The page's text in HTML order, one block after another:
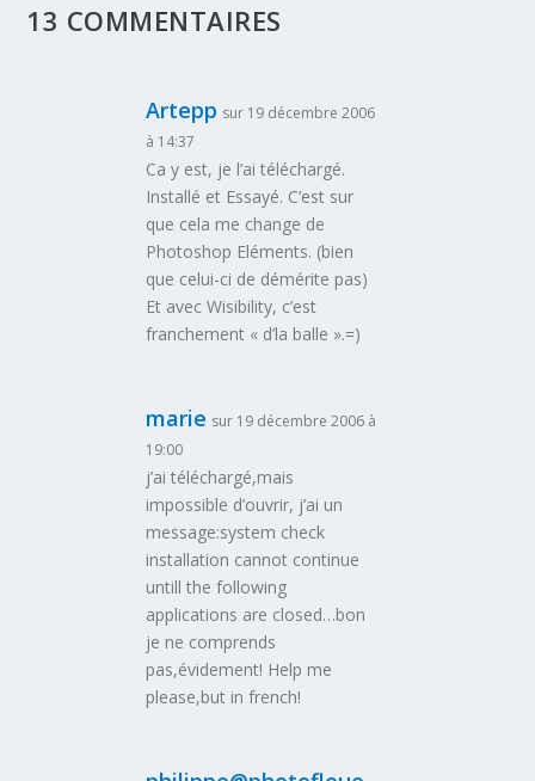
13 COMMENTAIRES
Artepp sur 19 décembre 2006
à 14:37
Ca y est, je l’ai téléchargé.
Installé et Essayé. C’est sur
que cela me change de
Photoshop Eléments. (bien
que celui-ci de démérite pas)
Et avec Wisibility, c’est
franchement « d’la balle ».=)
marie sur 19 décembre 2006 à
19:00
j’ai téléchargé,mais
impossible d’ouvrir, j’ai un
message:system check
installation cannot continue
untill the following
applications are closed…bon
je ne comprends
pas,évidement! Help me
please,but in french!